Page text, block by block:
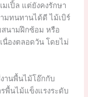
เปิ้ล แต่ยังคงรักษา
มทนทานได้ดี ไม้เบิร์
นามฝึกซ้อม หรือ
นื่องตลอดวัน โดยไม่
านพื้นไม้โอ๊กกับ
พื้นไม้แข็งแรงระดับ